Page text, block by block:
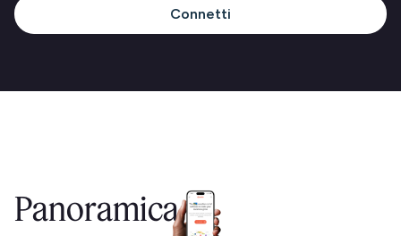
Connetti
Panoramica